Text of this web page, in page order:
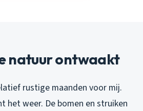
natuur ontwaakt
rustige maanden voor mij.
het weer. De bomen en struiken